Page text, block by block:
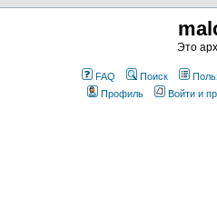
Это
FAQ Поиск
Профиль
Войти и